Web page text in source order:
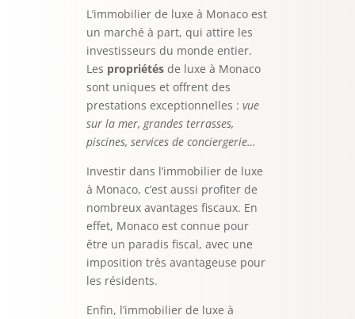
L’immobilier de luxe à Monaco est
un marché à part, qui attire les
investisseurs du monde entier.
Les propriétésde luxe à Monaco
sont uniques et offrent des
prestations exceptionnelles : vue
sur la mer, grandes terrasses,
piscines, services de conciergerie…
Investir dans l’immobilier de luxe
à Monaco, c’est aussi profiter de
nombreux avantages fiscaux. En
effet, Monaco est connue pour
être un paradis fiscal, avec une
imposition très avantageuse pour
les résidents.
Enfin, l’immobilier de luxe à